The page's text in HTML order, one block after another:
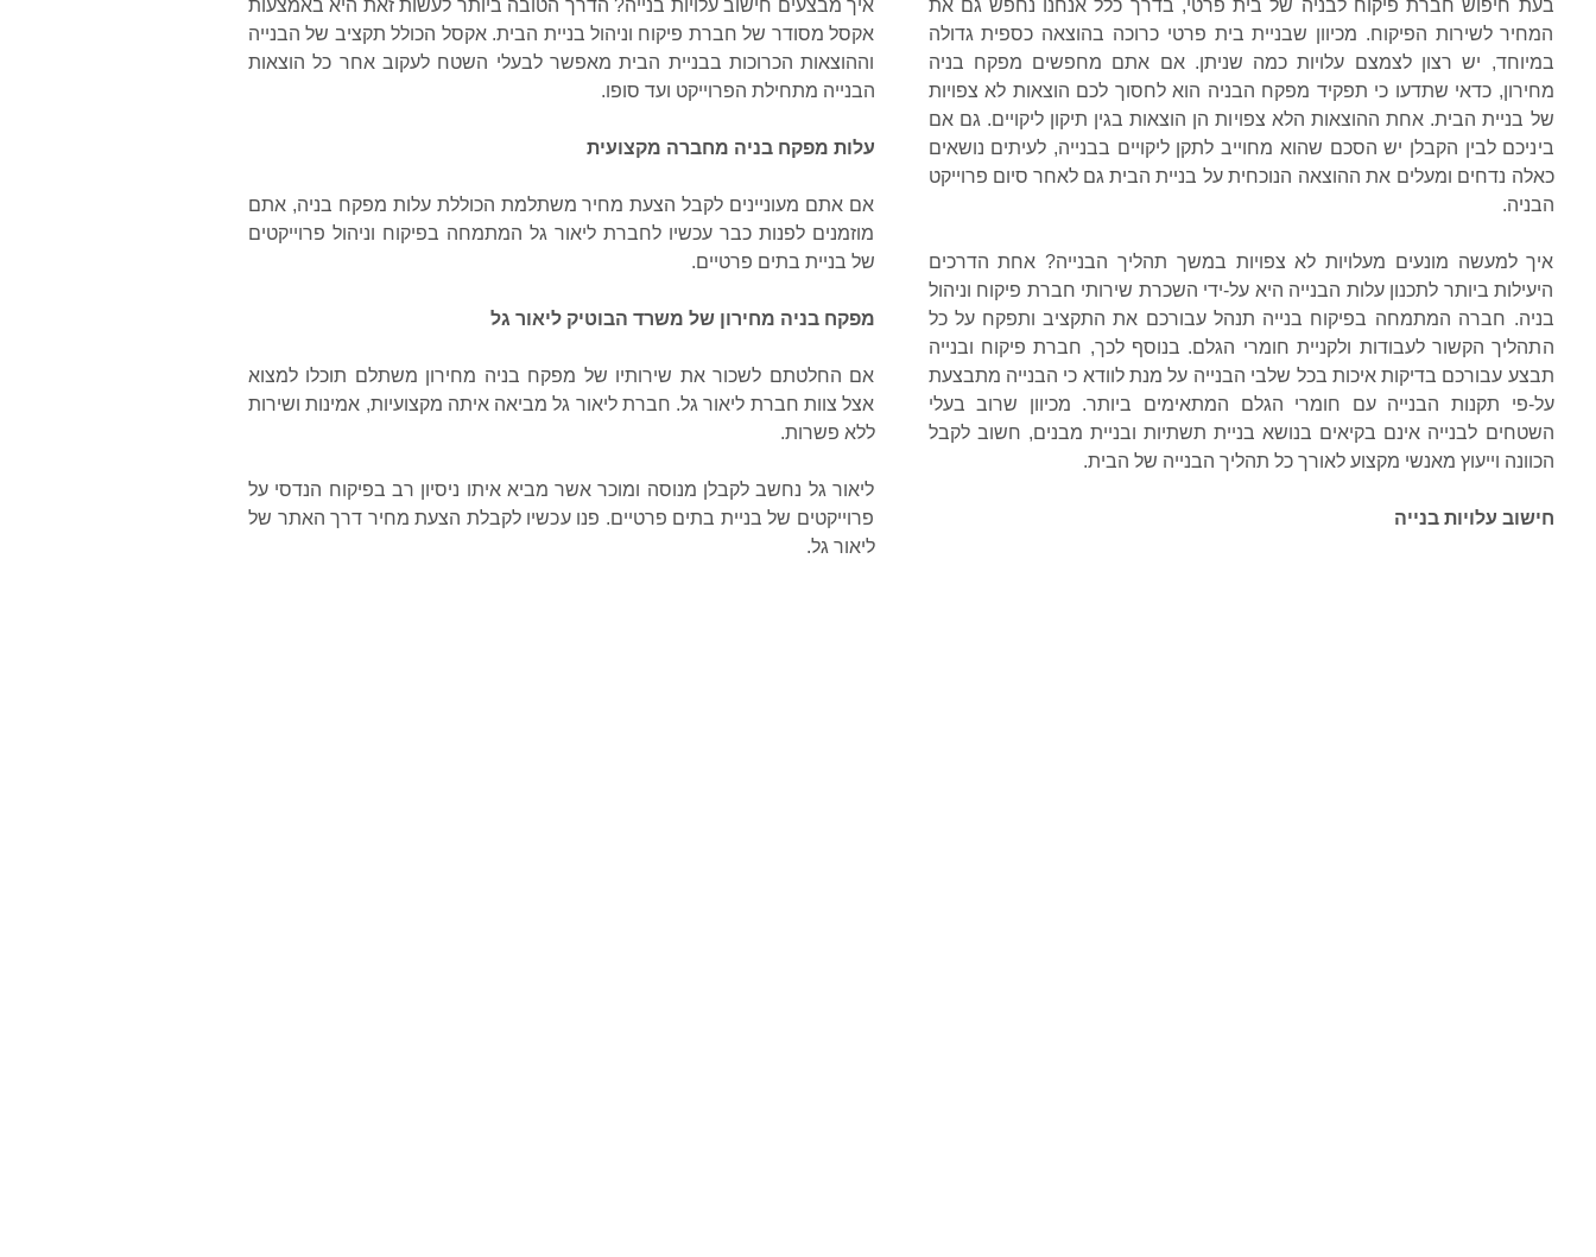
בעת חיפוש חברת פיקוח לבניה של בית פרטי, בדרך כלל אנחנו נחפש גם את
המחיר לשירות הפיקוח. מכיוון שבניית בית פרטי כרוכה בהוצאה כספית גדולה
במיוחד, יש רצוןלצמצם עלויות כמה שניתן. אם אתם מחפשים מפקח בניה
מחירון, כדאי שתדעו כי תפקיד מפקח הבניה הוא לחסוך לכם הוצאות לא צפויות
של בניית הבית. אחת ההוצאות הלא צפויות הן הוצאות בגין תיקון ליקויים. גם אם
ביניכם לבין הקבלן יש הסכם שהוא מחוייב לתקן ליקויים בבנייה, לעיתים נושאים
כאלה נדחים ומעלים את ההוצאה הנוכחית על בניית הבית גם לאחר סיום פרוייקט
הבניה.
איך למעשה מונעים מעלויות לא צפויות במשך תהליך הבנייה? אחת הדרכים
היעילות ביותר לתכנון עלות הבנייה היא על-ידי השכרת שירותי חברת פיקוח וניהול
בניה. חברה המתמחה בפיקוח בנייה תנהל עבורכם את התקציב ותפקח על כל
התהליך הקשור לעבודות ולקניית חומרי הגלם. בנוסף לכך, חברת פיקוח ובנייה
תבצע עבורכם בדיקות איכות בכל שלבי הבנייה על מנת לוודא כי הבנייה מתבצעת
על-פי תקנות הבנייה עם חומרי הגלם המתאימים ביותר. מכיוון שרוב בעלי
השטחים לבנייה אינם בקיאים בנושא בניית תשתיות ובניית מבנים, חשוב לקבל
הכוונה וייעוץ מאנשי מקצוע לאורך כל תהליך הבנייה של הבית.
חישוב עלויות בנייה
איך מבצעים חישוב עלויות בנייה? הדרך הטובה ביותר לעשות זאת היא באמצעות
אקסל מסודר של חברת פיקוח וניהול בניית הבית. אקסל הכולל תקציב של הבנייה
וההוצאות הכרוכות בבניית הבית מאפשר לבעלי השטח לעקוב אחר כל הוצאות
הבנייה מתחילת הפרוייקט ועד סופו.
עלות מפקח בניה מחברה מקצועית
אם אתם מעוניינים לקבל הצעת מחיר משתלמת הכוללת עלות מפקח בניה, אתם
מוזמנים לפנות כבר עכשיו לחברת ליאור גל המתמחה בפיקוח וניהול פרוייקטים
של בניית בתים פרטיים.
מפקח בניה מחירון של משרד הבוטיק ליאור גל
אם החלטתם לשכור את שירותיו של מפקח בניה מחירון משתלם תוכלו למצוא
אצל צוות חברת ליאור גל. חברת ליאור גל מביאה איתה מקצועיות, אמינות ושירות
ללא פשרות.
ליאור גל נחשב לקבלן מנוסה ומוכר אשר מביא איתו ניסיון רב בפיקוח הנדסי על
פרוייקטים של בניית בתים פרטיים. פנו עכשיו לקבלת הצעת מחיר דרך האתר של
ליאור גל.